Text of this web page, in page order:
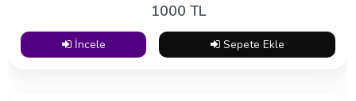
1000 TL
İncele Sepete Ekle